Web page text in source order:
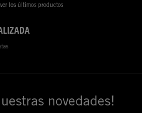
los últimos productos
novedades!